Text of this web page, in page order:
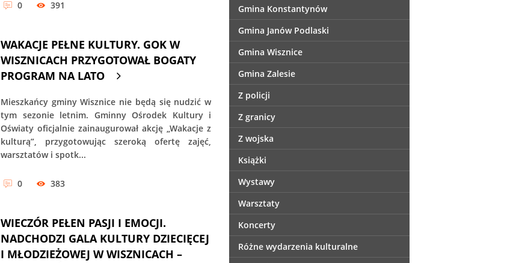
0 391
WAKACJE PEŁNE KULTURY. GOK W
WISZNICACH PRZYGOTOWAŁ BOGATY
PROGRAM NA LATO
Mieszkańcy gminy Wisznice nie będą się nudzić w
tym sezonie letnim. Gminny Ośrodek Kultury i
Oświaty oficjalnie zainaugurował akcję „Wakacje z
kulturą”, przygotowując szeroką ofertę zajęć,
warsztatów i spotk...
0 383
WIECZÓR PEŁEN PASJI I EMOCJI.
NADCHODZI GALA KULTURY DZIECIĘCEJ
I MŁODZIEŻOWEJ W WISZNICACH –
Gmina Konstantynów
Gmina Janów Podlaski
Gmina Wisznice
Gmina Zalesie
Z policji
Z granicy
Z wojska
Książki
Wystawy
Warsztaty
Koncerty
Różne wydarzenia kulturalne